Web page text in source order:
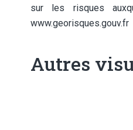
sur les risques
www.georisques.gouv.fr
Autres